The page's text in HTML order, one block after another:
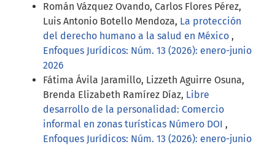
Román Vázquez Ovando, Carlos Flores Pérez,
Luis Antonio Botello Mendoza, La protección
del derecho humano a la salud en México ,
Enfoques Jurídicos: Núm. 13 (2026): enero-junio
2026
Fátima Ávila Jaramillo, Lizzeth Aguirre Osuna,
Brenda Elizabeth Ramírez Díaz, Libre
desarrollo de la personalidad: Comercio
informal en zonas turísticas Número DOI ,
Enfoques Jurídicos: Núm. 13 (2026): enero-junio